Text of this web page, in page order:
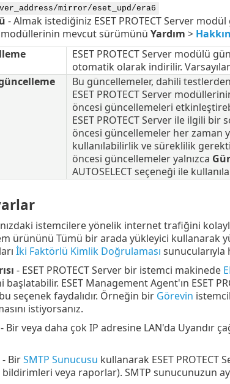
mirror/eset_upd/era6
- Almak istediğiniz ESET PROTECT Server
modüllerinin mevcut sürümünü Yardım >
ESET PROTECT Server modülü
otomatik olarak indirilir.
Bu güncellemeler, dahili
ESET PROTECT Server
öncesi güncellemeleri
ESET PROTECT Server ile ilgili
öncesi güncellemeler her zaman
kullanılabilirlik ve süreklilik
öncesi güncellemeler yalnızca
AUTOSELECT seçeneği ile
istemcilere yönelik internet trafiğini
ürününü Tümü bir arada yükleyici kullanarak
İki Faktörlü Kimlik Doğrulaması
- ESET PROTECT Server bir istemci makinede
ESET Management Agent'ın ESET
seçenek faydalıdır. Örneğin bir Görevin
istiyorsanız.
Bir veya daha çok IP adresine LAN'da Uyandır
- BirSMTP Sunucusu kullanarak ESET
veya raporlar). SMTP sunucunuzun